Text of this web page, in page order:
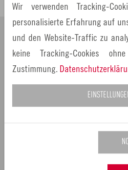
Wir verwenden Tracking-
personalisierte Erfahrung auf
und den Website-Traffic zu
keine Tracking-Cookies
Zustimmung.